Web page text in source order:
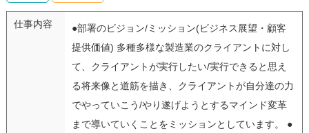
仕事内容
●部署のビジョン/ミッション(ビジネス展望・顧客
提供価値) 多種多様な製造業のクライアントに対し
て、クライアントが実行したい/実行できると思え
る将来像と道筋を描き、クライアントが自分達の力
でやっていこう/やり遂げようとするマインド変革
まで導いていくことをミッションとしています。 ●